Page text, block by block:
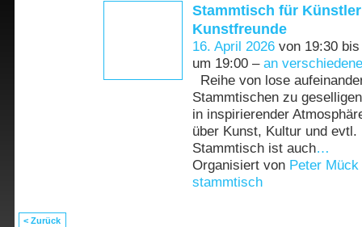
Stammtisch für
Kunstfreunde
16. April 2026von 19:30
um 19:00 – an
Reihe von lose
Stammtischen zu
in inspirierender
über Kunst, Kultur und evtl.
Stammtisch ist auch…
Organisiert von Peter Mück
stammtisch
< Zurück